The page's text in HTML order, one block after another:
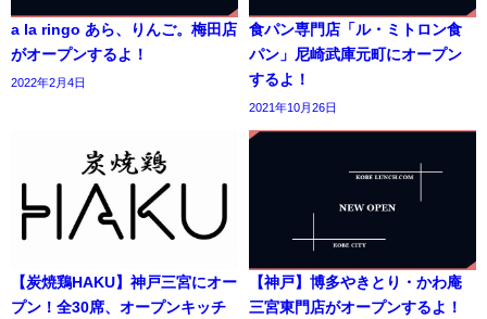
a la ringo あら、りんご。梅田店
がオープンするよ！
2022年2月4日
食パン専門店「ル・ミトロン食
パン」尼崎武庫元町にオープン
するよ！
2021年10月26日
【炭焼鶏HAKU】神戸三宮にオー
プン！全30席、オープンキッチ
【神戸】博多やきとり・かわ庵
三宮東門店がオープンするよ！